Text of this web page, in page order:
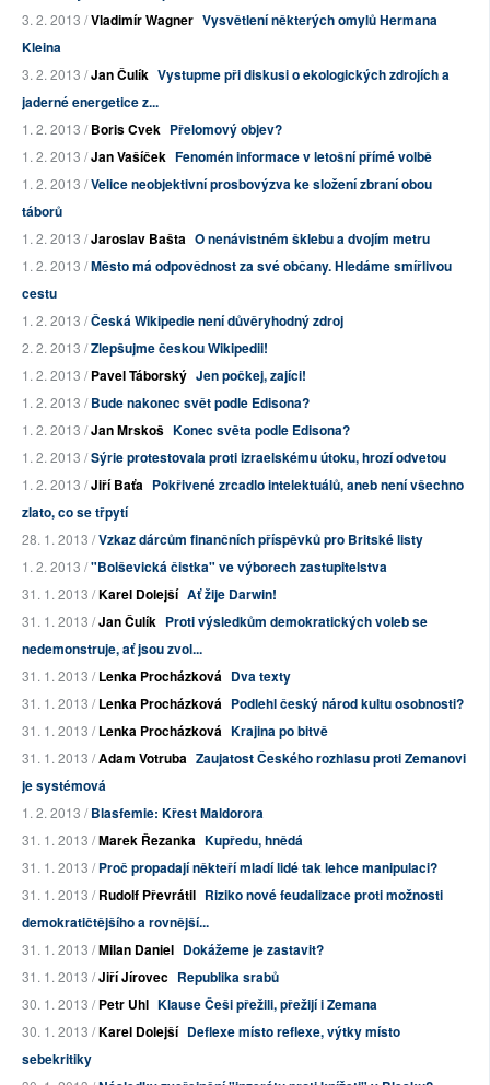
3. 2. 2013 /Vladimír Wagner Vysvětlení některých omylů Hermana
Kleina
3. 2. 2013 /Jan Čulík Vystupme při diskusi o ekologických zdrojích a
jaderné energetice z...
1. 2. 2013 /Boris Cvek Přelomový objev?
1. 2. 2013 /Jan Vašíček Fenomén informace v letošní přímé volbě
1. 2. 2013 /Velice neobjektivní prosbovýzva ke složení zbraní obou
táborů
1. 2. 2013 /Jaroslav Bašta O nenávistném šklebu a dvojím metru
1. 2. 2013 /Město má odpovědnost za své občany. Hledáme smířlivou
cestu
1. 2. 2013 /Česká Wikipedie není důvěryhodný zdroj
2. 2. 2013 /Zlepšujme českou Wikipedii!
1. 2. 2013 /Pavel Táborský Jen počkej, zajíci!
1. 2. 2013 /Bude nakonec svět podle Edisona?
1. 2. 2013 /Jan Mrskoš Konec světa podle Edisona?
1. 2. 2013 /Sýrie protestovala proti izraelskému útoku, hrozí odvetou
1. 2. 2013 /Jiří Baťa Pokřivené zrcadlo intelektuálů, aneb není všechno
zlato, co se třpytí
28. 1. 2013 /Vzkaz dárcům finančních příspěvků pro Britské listy
1. 2. 2013 /"Bolševická čistka" ve výborech zastupitelstva
31. 1. 2013 /Karel Dolejší Ať žije Darwin!
31. 1. 2013 /Jan Čulík Proti výsledkům demokratických voleb se
nedemonstruje, ať jsou zvol...
31. 1. 2013 /Lenka Procházková Dva texty
31. 1. 2013 /Lenka Procházková Podlehl český národ kultu osobnosti?
31. 1. 2013 /Lenka Procházková Krajina po bitvě
31. 1. 2013 /Adam Votruba Zaujatost Českého rozhlasu proti Zemanovi
je systémová
1. 2. 2013 /Blasfemie: Křest Maldorora
31. 1. 2013 /Marek Řezanka Kupředu, hnědá
31. 1. 2013 /Proč propadají někteří mladí lidé tak lehce manipulaci?
31. 1. 2013 /Rudolf Převrátil Riziko nové feudalizace proti možnosti
demokratičtějšího a rovnější...
31. 1. 2013 /Milan Daniel Dokážeme je zastavit?
31. 1. 2013 /Jiří Jírovec Republika srabů
30. 1. 2013 /Petr Uhl Klause Češi přežili, přežijí i Zemana
30. 1. 2013 /Karel Dolejší Deflexe místo reflexe, výtky místo
sebekritiky